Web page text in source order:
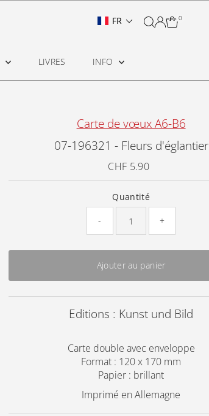
FR 0
LIVRES INFO
Carte de vœux A6-B6
07-196321 - Fleurs d'églantier
Prix
ordinaire
CHF 5.90
Quantité
- +
Ajouter au panier
Editions : Kunst und Bild
Carte double avec enveloppe
Format : 120 x 170 mm
Papier : brillant
Imprimé en Allemagne